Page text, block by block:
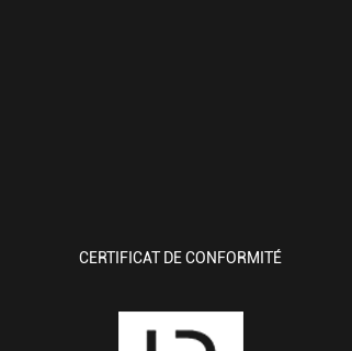
CERTIFICAT DE CONFORMITÉ